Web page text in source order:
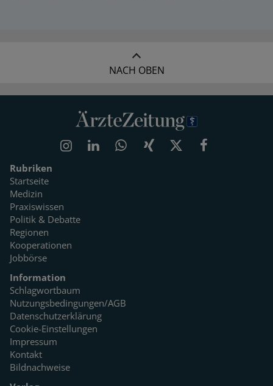
NACH OBEN
Rubriken
Startseite
Medizin
Praxiswissen
Politik & Debatte
Regionen
Kooperationen
Jobbörse
Information
Schlagwortbaum
Nutzungsbedingungen/AGB
Datenschutzerklärung
Cookie-Einstellungen
Impressum
Kontakt
Bildnachweise